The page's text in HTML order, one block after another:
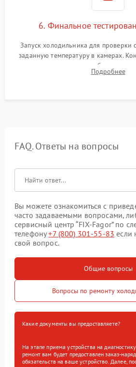
6. Финальное
Запуск холодильника для проверки
заданную температуру в камерах.
компрессора, отсутствия обмерзания
срабатывания системыПодробнее
FAQ. Ответы на вопросы
Вы можете ознакомиться с
часто задаваемыми вопросами,
сервисный центр “FIX-Fagor” по
телефону+7 (800) 301-55-83 если
свой вопрос.
Общие вопросы
Вопросы по ремонту
Какие документы вы предоставляете?
На этапе приема устройства на
ремонт вам будет предоставлен заказ-
обязательств на ваше устройство. Далее,